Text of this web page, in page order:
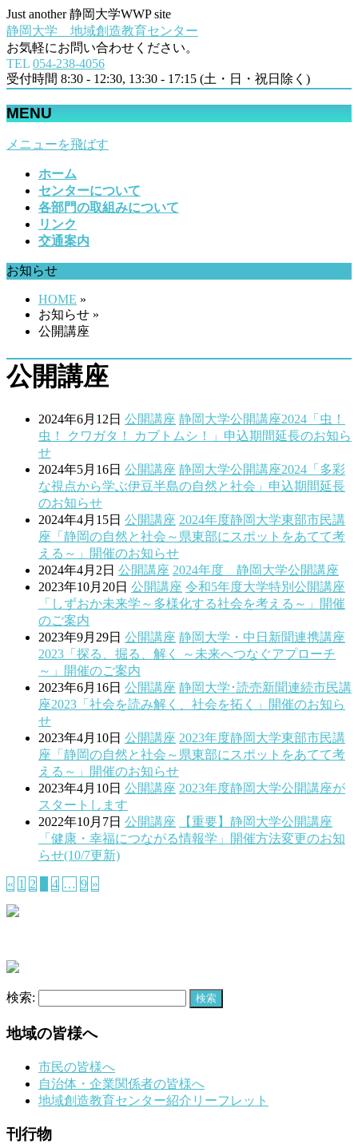
Just another 静岡大学WWP site
静岡大学 地域創造教育センター
お気軽にお問い合わせください。
TEL 054‐238-4056
受付時間 8:30 - 12:30, 13:30 - 17:15 (土・日・祝日除く)
MENU
メニューを飛ばす
ホーム
センターについて
各部門の取組みについて
リンク
交通案内
お知らせ
HOME »
お知らせ »
公開講座
公開講座
2024年6月12日 公開講座 静岡大学公開講座2024「虫！
虫！ クワガタ！ カブトムシ！」申込期間延長のお知ら
せ
2024年5月16日 公開講座 静岡大学公開講座2024「多彩
な視点から学ぶ伊豆半島の自然と社会」申込期間延長
のお知らせ
2024年4月15日 公開講座 2024年度静岡大学東部市民講
座「静岡の自然と社会～県東部にスポットをあてて考
える～」開催のお知らせ
2024年4月2日 公開講座 2024年度 静岡大学公開講座
2023年10月20日 公開講座 令和5年度大学特別公開講座
「しずおか未来学～多様化する社会を考える～」開催
のご案内
2023年9月29日 公開講座 静岡大学・中日新聞連携講座
2023「探る、掘る、解く ～未来へつなぐアプローチ
～」開催のご案内
2023年6月16日 公開講座 静岡大学･読売新聞連続市民講
座2023「社会を読み解く、社会を拓く」開催のお知ら
せ
2023年4月10日 公開講座 2023年度静岡大学東部市民講
座「静岡の自然と社会～県東部にスポットをあてて考
える～」開催のお知らせ
2023年4月10日 公開講座 2023年度静岡大学公開講座が
スタートします
2022年10月7日 公開講座
【重要】静岡大学公開講座
「健康・幸福につながる情報学」開催方法変更のお知
らせ(10/7更新)
« 1 2 4 … 9 »
検索:
地域の皆様へ
市民の皆様へ
自治体・企業関係者の皆様へ
地域創造教育センター紹介リーフレット
刊行物